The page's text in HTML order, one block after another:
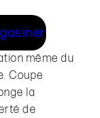
même du
Coupe
la
de